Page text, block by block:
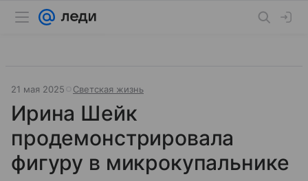
21 мая 2025 Светская жизнь
Ирина Шейк
продемонстрировала
фигуру в микрокупальнике